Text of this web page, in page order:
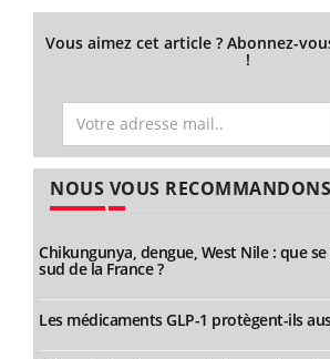
Vous aimez cet article ? Abonnez-
!
NOUS VOUS RECOMMANDONS
Chikungunya, dengue, West Nile : que
sud de la France ?
Les médicaments GLP-1 protègent-ils